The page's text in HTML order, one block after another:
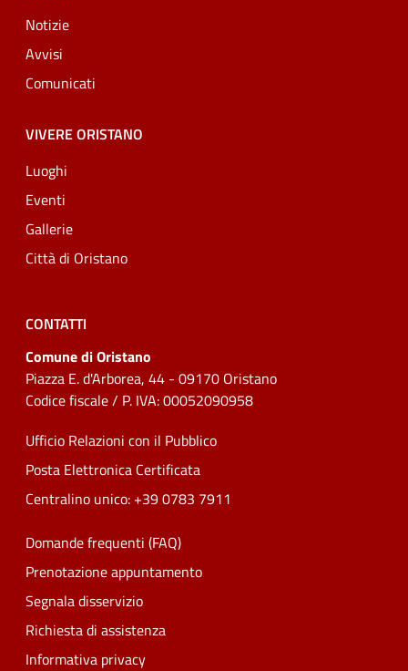
Notizie
Avvisi
Comunicati
VIVERE ORISTANO
Luoghi
Eventi
Gallerie
Città di Oristano
CONTATTI
Comune di Oristano
Piazza E. d'Arborea, 44 - 09170 Oristano
Codice fiscale / P. IVA: 00052090958
Ufficio Relazioni con il Pubblico
Posta Elettronica Certificata
Centralino unico: +39 0783 7911
Domande frequenti (FAQ)
Prenotazione appuntamento
Segnala disservizio
Richiesta di assistenza
Informativa privacy